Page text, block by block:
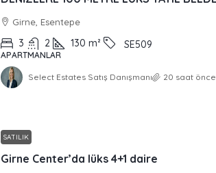
Girne, Esentepe
3 2 130 m² SE509
APARTMANLAR
Select Estates Satış Danışmanı 20 saat önce
SATILIK
Girne Center’da lüks 4+1 daire